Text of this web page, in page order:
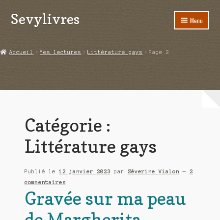
Aller
Aller
au
Sevylivres Menu
Au nom de la justice
Boutique
Commande
Accueil Mes lectures Littérature gays Page 2
Catégorie :
Littérature gays
Publié le 12 janvier 2023 par Séverine Vialon —
2
commentaires
Gravée sur ma peau